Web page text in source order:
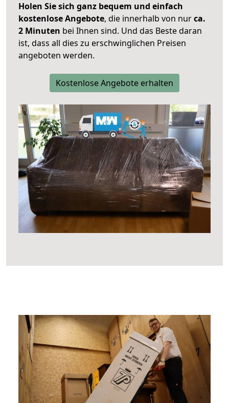
Holen Sie sich ganz bequem und einfach
kostenlose Angebote, die innerhalb von nurca.
2 Minuten bei Ihnen sind. Und das Beste daran
ist, dass all dies zu erschwinglichen Preisen
angeboten werden.
Kostenlose Angebote erhalten